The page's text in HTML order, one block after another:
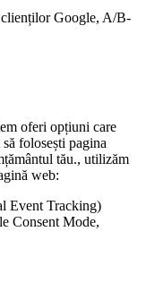
Google, A/B-
oferi opțiuni care
folosești pagina
tău., utilizăm
web:
Event Tracking)
Consent Mode,